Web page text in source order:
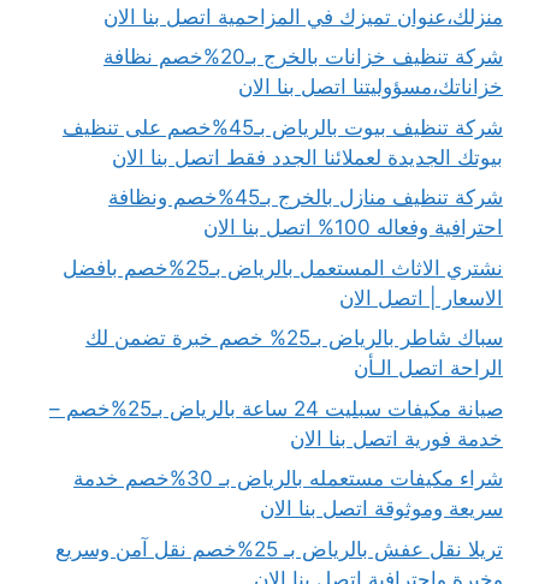
منزلك،عنوان تميزك في المزاحمية اتصل بنا الان
شركة تنظيف خزانات بالخرج بـ20%خصم نظافة
خزاناتك،مسؤوليتنا اتصل بنا الان
شركة تنظيف بيوت بالرياض بـ45%خصم على تنظيف
بيوتك الجديدة لعملائنا الجدد فقط اتصل بنا الان
شركة تنظيف منازل بالخرج بـ45%خصم ونظافة
احترافية وفعاله 100% اتصل بنا الان
نشتري الاثاث المستعمل بالرياض بـ25%خصم بافضل
الاسعار | اتصل الان
سباك شاطر بالرياض بـ25% خصم خبرة تضمن لك
الراحة اتصل الـأن
صيانة مكيفات سبليت 24 ساعة بالرياض بـ25%خصم –
خدمة فورية اتصل بنا الان
شراء مكيفات مستعمله بالرياض بـ 30%خصم خدمة
سريعة وموثوقة اتصل بنا الان
تريلا نقل عفش بالرياض بـ 25%خصم نقل آمن وسريع
وخبرة واحترافية اتصل بنا الان